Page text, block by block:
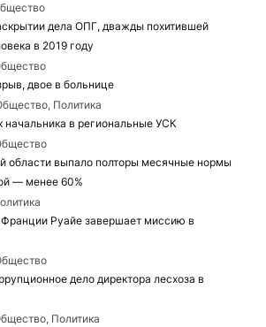
дела ОПГ, дважды похитившей
в 2019 году
двое в больнице
Политика
начальника в региональные УСК
области выпало полторы месячные нормы
— менее 60%
Руайе завершает миссию в
дело директора лесхоза в
Политика